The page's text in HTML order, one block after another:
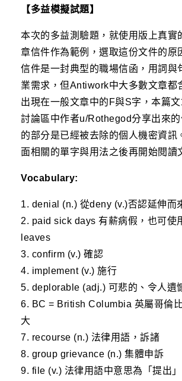
【多益模擬試題】
本次的多益測驗題，就使用版上真實
章信件作為範例，選取這份文件的原
信件是一封典型的職場信函，用詞與
業需求，但Antiwork中大多數文章都
出現在一般文章中的F與S字，本篇
討論區中作者u/Rothegod分享出來
的部分是已經被去除的個人機密資訊
面相關的單字與用法之後再開始閱讀
Vocabulary:
1. denial (n.) 從deny (v.)否認延伸而
2. paid sick days 有薪病假，也可使
leaves
3. confirm (v.) 確認
4. implement (v.) 施行
5. deplorable (adj.) 可悲的、令人遺
6. BC = British Columbia 英屬哥倫
大
7. recourse (n.) 法律用語，訴諸
8. group grievance (n.) 集體申訴
9. file (v.) 法律用語中意思為「提出」